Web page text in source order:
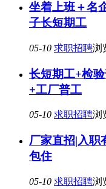
坐着上班＋名
子长短期工
05-10 求职招聘浏
长短期工+检
+工厂普工
05-10 求职招聘浏
厂家直招|入职
包住
05-10 求职招聘浏